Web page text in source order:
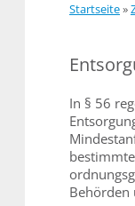
Startseite»
In § 56
Behörden